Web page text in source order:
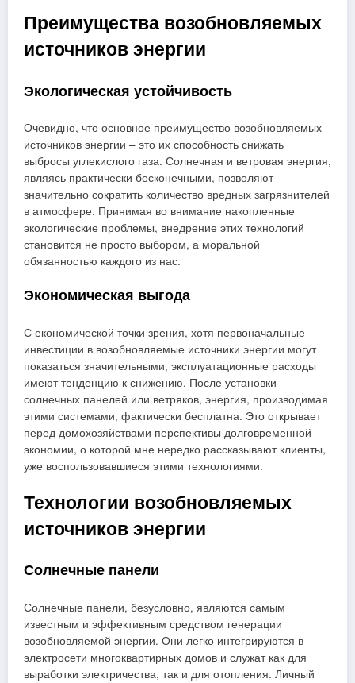
Преимущества возобновляемых
источников энергии
Экологическая устойчивость
Очевидно, что основное преимущество возобновляемых
источников энергии – это их способность снижать
выбросы углекислого газа. Солнечная и ветровая энергия,
являясь практически бесконечными, позволяют
значительно сократить количество вредных загрязнителей
в атмосфере. Принимая во внимание накопленные
экологические проблемы, внедрение этих технологий
становится не просто выбором, а моральной
обязанностью каждого из нас.
Экономическая выгода
С економической точки зрения, хотя первоначальные
инвестиции в возобновляемые источники энергии могут
показаться значительными, эксплуатационные расходы
имеют тенденцию к снижению. После установки
солнечных панелей или ветряков, энергия, производимая
этими системами, фактически бесплатна. Это открывает
перед домохозяйствами перспективы долговременной
экономии, о которой мне нередко рассказывают клиенты,
уже воспользовавшиеся этими технологиями.
Технологии возобновляемых
источников энергии
Солнечные панели
Солнечные панели, безусловно, являются самым
известным и эффективным средством генерации
возобновляемой энергии. Они легко интегрируются в
электросети многоквартирных домов и служат как для
выработки электричества, так и для отопления. Личный